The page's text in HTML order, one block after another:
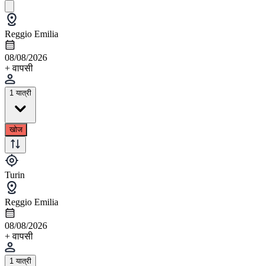
Reggio Emilia
08/08/2026
+ वापसी
1 यात्री
खोज
Turin
Reggio Emilia
08/08/2026
+ वापसी
1 यात्री